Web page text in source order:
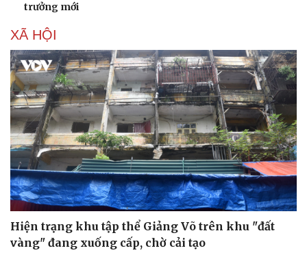
trưởng mới
XÃ HỘI
Hiện trạng khu tập thể Giảng Võ trên khu "đất
vàng" đang xuống cấp, chờ cải tạo